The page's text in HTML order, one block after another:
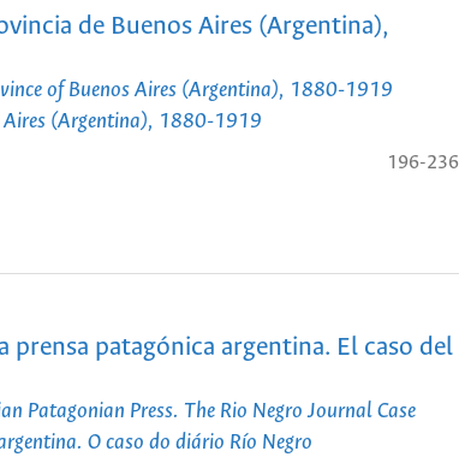
de Buenos Aires (Argentina),
of Buenos Aires (Argentina), 1880-1919
Aires (Argentina), 1880-1919
196-236
patagónica argentina. El caso del
Patagonian Press. The Rio Negro Journal Case
O caso do diário Río Negro